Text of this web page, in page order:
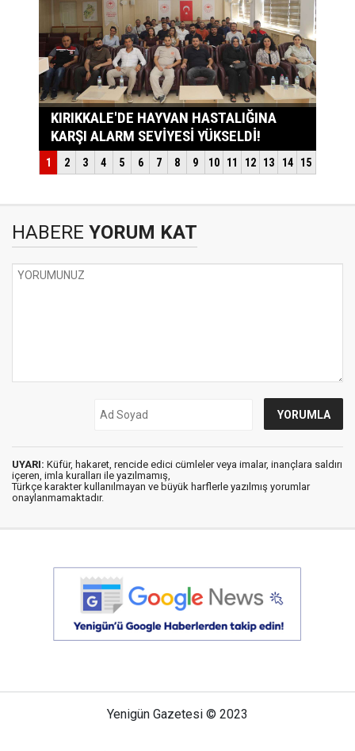
HABERE YORUM KAT
UYARI: Küfür, hakaret, rencide edici cümleler veya imalar, inançlara saldırı
içeren, imla kuralları ile yazılmamış,
Türkçe karakter kullanılmayan ve büyük harflerle yazılmış yorumlar
onaylanmamaktadır.
Yenigün Gazetesi © 2023